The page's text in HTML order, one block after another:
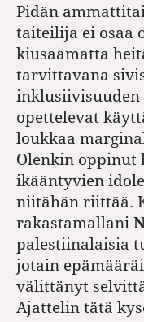
Pidän
taiteilija ei osaa
kiusaamatta
tarvittavana
inklusiivisuuden
opettelevat
loukkaa
Olenkin oppinut
ikääntyvien
niitähän riittää.
rakastamallani
palestiinalaisia
jotain
välittänyt
Ajattelin tätä